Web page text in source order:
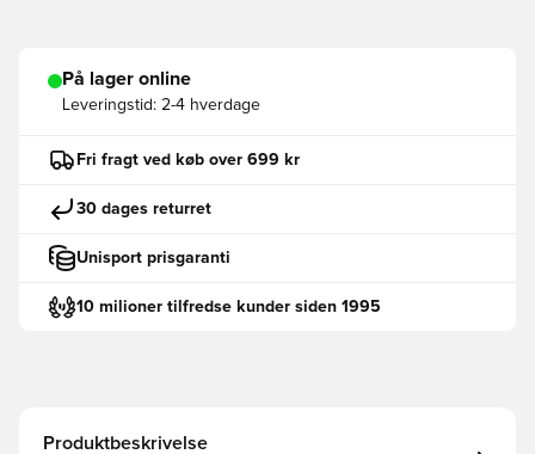
På lager online
Leveringstid: 2-4 hverdage
Fri fragt ved køb over 699 kr
30 dages returret
Unisport prisgaranti
10 milioner tilfredse kunder siden 1995
Produktbeskrivelse